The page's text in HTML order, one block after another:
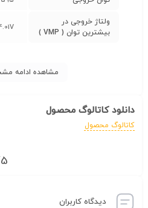
ولتاژ خروجی در
بیشترین توان ( VMP )
مشاهده ادامه
دانلود کاتالوگ محصول
کاتالوگ محصول
5/5
دیدگاه کاربران